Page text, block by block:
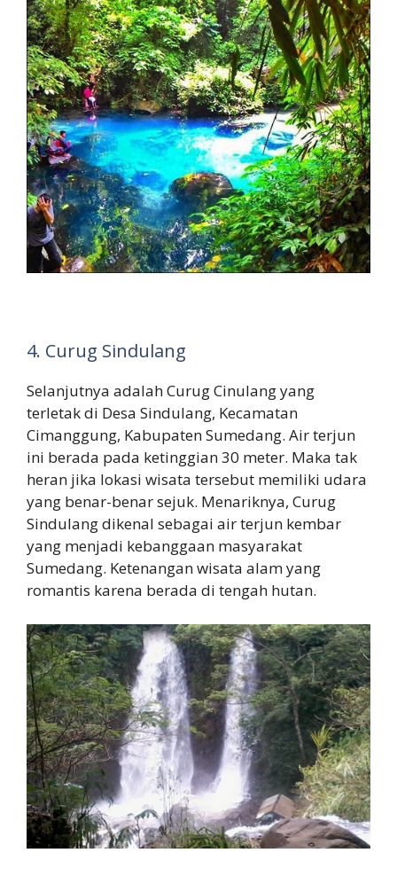
4. Curug Sindulang
Selanjutnya adalah Curug Cinulang yang
terletak di Desa Sindulang, Kecamatan
Cimanggung, Kabupaten Sumedang. Air terjun
ini berada pada ketinggian 30 meter. Maka tak
heran jika lokasi wisata tersebut memiliki udara
yang benar-benar sejuk. Menariknya, Curug
Sindulang dikenal sebagai air terjun kembar
yang menjadi kebanggaan masyarakat
Sumedang. Ketenangan wisata alam yang
romantis karena berada di tengah hutan.